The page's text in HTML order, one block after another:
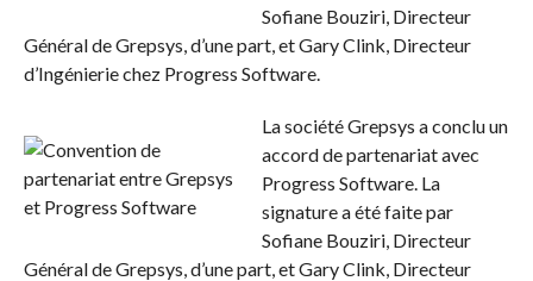
Sofiane Bouziri, Directeur
Général de Grepsys, d’une part, et Gary Clink, Directeur
d’Ingénierie chez Progress Software.
La société Grepsys a conclu un
accord de partenariat avec
Progress Software. La
signature a été faite par
Sofiane Bouziri, Directeur
Général de Grepsys, d’une part, et Gary Clink, Directeur